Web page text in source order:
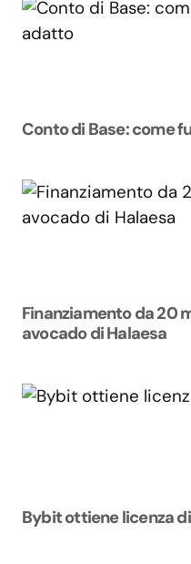
Conto di Base: come
Finanziamento da 20
avocado di Halaesa
Bybit ottiene licenza